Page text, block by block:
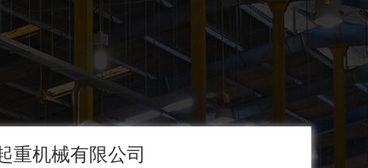
重机械有限公司